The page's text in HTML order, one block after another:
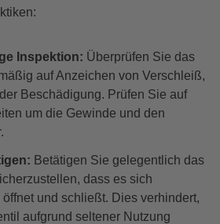
Inspektion: Überprüfen Sie das
auf Anzeichen von Verschleiß,
Beschädigung. Prüfen Sie auf
um die Gewinde und den
Betätigen Sie gelegentlich das
dass es sich
und schließt. Dies verhindert,
aufgrund seltener Nutzung